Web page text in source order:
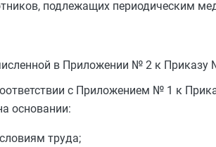
подлежащих периодическим
в Приложении № 2 к Приказу
с Приложением № 1 к
основании:
труда;